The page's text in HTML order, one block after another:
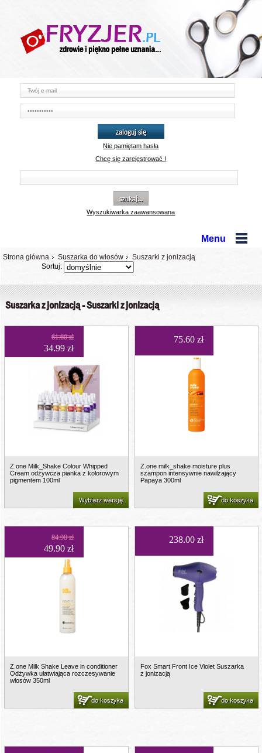
zaloguj się
Nie pamiętam hasła
Chcę się zarejestrować !
szukaj...
Wyszukiwarka zaawansowana
Menu
Strona główna Suszarka do włosów
Suszarki z jonizacją
Sortuj:
Suszarka z jonizacją - Suszarki z jonizacją
61.60 zł
34.99 zł
Z.one Milk_Shake Colour Whipped
Cream odżywcza pianka z kolorowym
pigmentem 100ml
Wybierz wersję
75.60 zł
Z.one milk_shake moisture plus
szampon intensywnie nawilżający
Papaya 300ml
do koszyka
84.90 zł
49.90 zł
Z.one Milk Shake Leave in conditioner
Odżywka ułatwiająca rozczesywanie
włosów 350ml
do koszyka
238.00 zł
Fox Smart Front Ice Violet Suszarka
z jonizacją
do koszyka